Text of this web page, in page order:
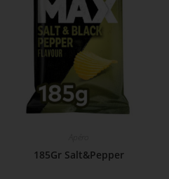
185Gr Salt&Pepper